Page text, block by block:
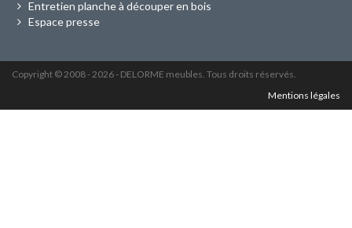
Entretien planche à découper en bois
Espace presse
Copyright © 2008 - 2026- DELORME meubles. Tous droits réservés.
Mentions légales